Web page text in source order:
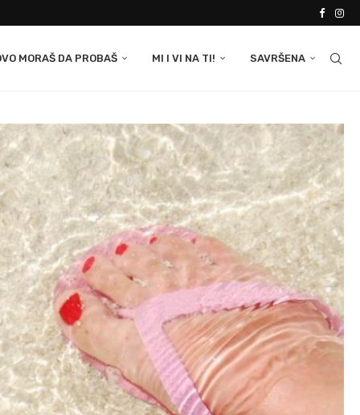
MORAŠ DA PROBAŠ MI I VI NA TI! SAVRŠENA